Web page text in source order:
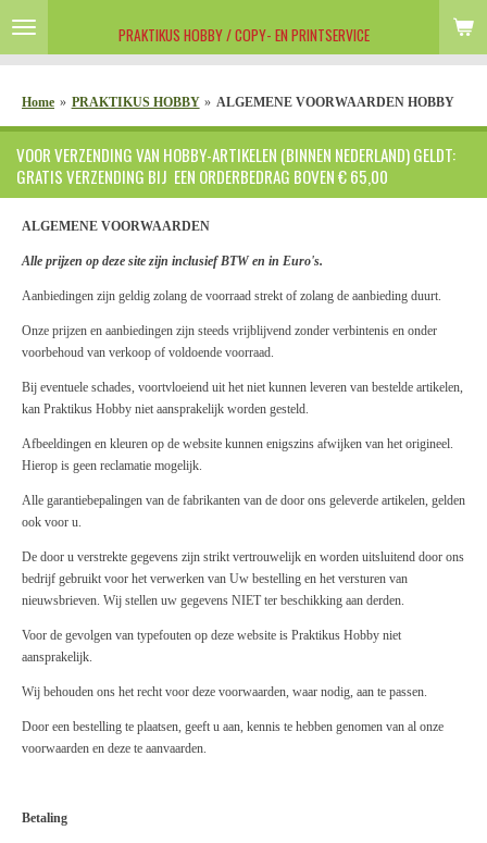
Ga
naar
hoofdinhoud
PRAKTIKUS HOBBY / COPY- EN PRINTSERVICE
Home » PRAKTIKUS HOBBY » ALGEMENE VOORWAARDEN HOBBY
VOOR VERZENDING VAN HOBBY-ARTIKELEN (BINNEN NEDERLAND) GELDT:
GRATIS VERZENDING BIJ EEN ORDERBEDRAG BOVEN € 65,00
ALGEMENE VOORWAARDEN
Alle prijzen op deze site zijn inclusief BTW en in Euro's.
Aanbiedingen zijn geldig zolang de voorraad strekt of zolang de aanbieding duurt.
Onze prijzen en aanbiedingen zijn steeds vrijblijvend zonder verbintenis en onder
voorbehoud van verkoop of voldoende voorraad.
Bij eventuele schades, voortvloeiend uit het niet kunnen leveren van bestelde artikelen,
kan Praktikus Hobby niet aansprakelijk worden gesteld.
Afbeeldingen en kleuren op de website kunnen enigszins afwijken van het origineel.
Hierop is geen reclamatie mogelijk.
Alle garantiebepalingen van de fabrikanten van de door ons geleverde artikelen, gelden
ook voor u.
De door u verstrekte gegevens zijn strikt vertrouwelijk en worden uitsluitend door ons
bedrijf gebruikt voor het verwerken van Uw bestelling en het versturen van
nieuwsbrieven. Wij stellen uw gegevens NIET ter beschikking aan derden.
Voor de gevolgen van typefouten op deze website is Praktikus Hobby niet
aansprakelijk.
Wij behouden ons het recht voor deze voorwaarden, waar nodig, aan te passen.
Door een bestelling te plaatsen, geeft u aan, kennis te hebben genomen van al onze
voorwaarden en deze te aanvaarden.
Betaling